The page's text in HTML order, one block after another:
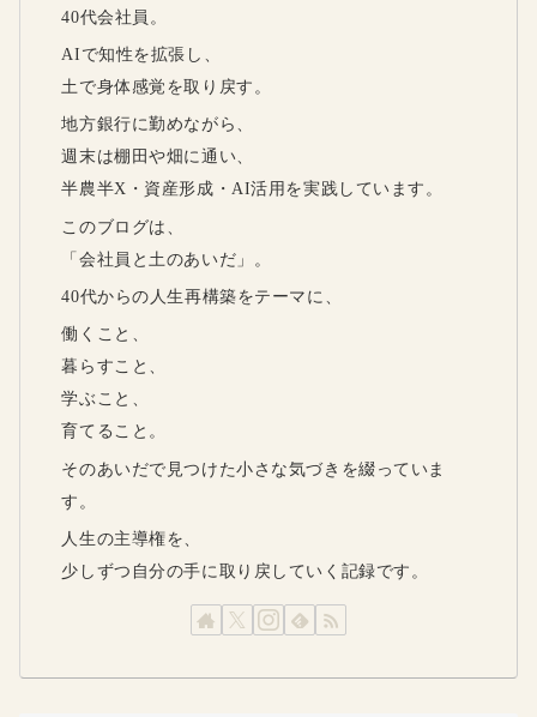
40代会社員。
AIで知性を拡張し、
土で身体感覚を取り戻す。
地方銀行に勤めながら、
週末は棚田や畑に通い、
半農半X・資産形成・AI活用を実践しています。
このブログは、
「会社員と土のあいだ」。
40代からの人生再構築をテーマに、
働くこと、
暮らすこと、
学ぶこと、
育てること。
そのあいだで見つけた小さな気づきを綴っていま
す。
人生の主導権を、
少しずつ自分の手に取り戻していく記録です。